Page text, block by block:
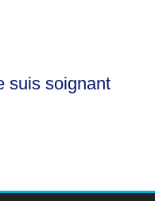
suis soignant